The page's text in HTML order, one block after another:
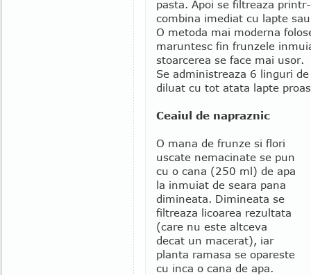
pasta. Apoi se filtreaza
combina imediat cu lapte
O metoda mai moderna
maruntesc fin frunzele
stoarcerea se face mai usor.
Se administreaza 6 linguri
diluat cu tot atata lapte
Ceaiul de napraznic
O mana de frunze si flori
uscate nemacinate se pun
cu o cana (250 ml) de apa
la inmuiat de seara pana
dimineata. Dimineata se
filtreaza licoarea rezultata
(care nu este altceva
decat un macerat), iar
planta ramasa se opareste
cu inca o cana de apa.